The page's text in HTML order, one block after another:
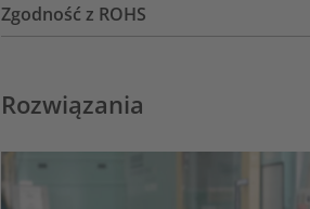
Zgodność z ROHS
Rozwiązania